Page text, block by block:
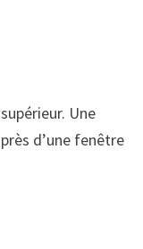
Une
d’une fenêtre